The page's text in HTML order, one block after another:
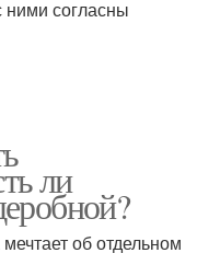
ними согласны
ли
об отдельном